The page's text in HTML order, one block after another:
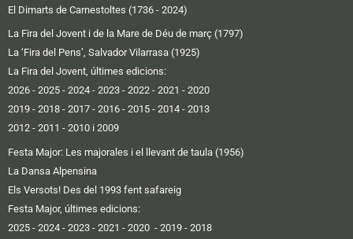
El Dimarts de Carnestoltes (1736 - 2024)
La Fira del Jovent i de la Mare de Déu de març (1797)
La ‘Fira del Pens’, Salvador Vilarrasa (1925)
La Fira del Jovent, últimes edicions:
2026 - 2025 - 2024 - 2023 - 2022 - 2021 - 2020
2019 - 2018 - 2017 - 2016 - 2015 - 2014 - 2013
2012 - 2011 - 2010 i 2009
Festa Major: Les majorales i el llevant de taula (1956)
La Dansa Alpensina
Els Versots! Des del 1993 fent safareig
Festa Major, últimes edicions:
2025 - 2024 - 2023 - 2021 - 2020 - 2019 - 2018